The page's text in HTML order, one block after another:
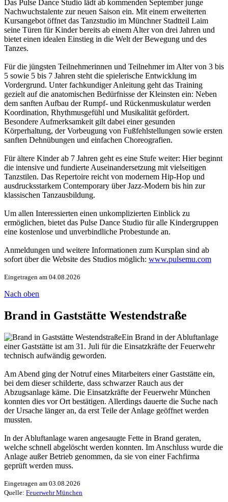
Das Pulse Dance Studio lädt ab kommenden September junge
Nachwuchstalente zur neuen Saison ein. Mit einem erweiterten
Kursangebot öffnet das Tanzstudio im Münchner Stadtteil Laim
seine Türen für Kinder bereits ab einem Alter von drei Jahren und
bietet einen idealen Einstieg in die Welt der Bewegung und des
Tanzes.
Für die jüngsten Teilnehmerinnen und Teilnehmer im Alter von 3 bis
5 sowie 5 bis 7 Jahren steht die spielerische Entwicklung im
Vordergrund. Unter fachkundiger Anleitung geht das Training
gezielt auf die anatomischen Bedürfnisse der Kleinsten ein: Neben
dem sanften Aufbau der Rumpf- und Rückenmuskulatur werden
Koordination, Rhythmusgefühl und Musikalität gefördert.
Besondere Aufmerksamkeit gilt dabei einer gesunden
Körperhaltung, der Vorbeugung von Fußfehlstellungen sowie ersten
sanften Dehnübungen und einfachen Choreografien.
Für ältere Kinder ab 7 Jahren geht es eine Stufe weiter: Hier beginnt
die intensive und fundierte Auseinandersetzung mit vielseitigen
Tanzstilen. Das Repertoire reicht von modernem Hip-Hop und
ausdrucksstarkem Contemporary über Jazz-Modern bis hin zur
klassischen Tanzausbildung.
Um allen Interessierten einen unkomplizierten Einblick zu
ermöglichen, bietet das Pulse Dance Studio für alle Kindergruppen
eine kostenlose und unverbindliche Probestunde an.
Anmeldungen und weitere Informationen zum Kursplan sind ab
sofort über die Website des Studios möglich: www.pulsemu.com
Eingetragen am 04.08.2026
Nach oben
Brand in Gaststätte Westendstraße
Ein Brand in der Abluftanlage
einer Gaststätte ist am 31. Juli für die Einsatzkräfte der Feuerwehr
technisch aufwändig geworden.
Am Abend ging der Notruf eines Mitarbeiters einer Gaststätte ein,
bei dem dieser schilderte, dass schwarzer Rauch aus der
Abzugsanlage käme. Die Einsatzkräfte der Feuerwehr München
konnten dies vor Ort bestätigen. Allerdings dauerte die Suche nach
der Ursache länger an, da erst Teile der Anlage geöffnet werden
mussten.
In der Abluftanlage waren angesaugte Fette in Brand geraten,
welche schnell abgelöscht werden konnten. Im Anschluss wurde die
Anlage außer Betrieb genommen, da sie von einer Fachfirma
geprüft werden muss.
Eingetragen am 03.08.2026
Quelle: Feuerwehr München